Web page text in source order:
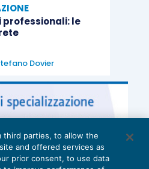
professionali: le
Dovier
third parties, to allow the
and offered services as
prior consent, to use data